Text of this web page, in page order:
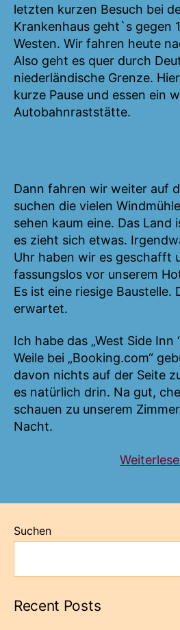
letzten kurzen Besuch bei
Krankenhaus geht`s gegen
Westen. Wir fahren heute
Also geht es quer durch
niederländische Grenze.
kurze Pause und essen ein
Autobahnraststätte.
Dann fahren wir weiter auf
suchen die vielen
sehen kaum eine. Das Land
es zieht sich etwas.
Uhr haben wir es geschafft
fassungslos vor unserem
Es ist eine riesige Baustelle.
erwartet.
Ich habe das „West Side
Weile bei „Booking.com“
davon nichts auf der Seite
es natürlich drin. Na gut,
schauen zu unserem
Nacht.
Suchen
Recent Posts